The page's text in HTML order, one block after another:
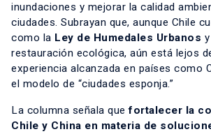
inundaciones y mejorar la calidad
ciudades. Subrayan que, aunque Chile
como la Ley de Humedales Urbanos
restauración ecológica, aún está lejos
experiencia alcanzada en países como
el modelo de “ciudades esponja.”
La columna señala quefortalecer la
Chile y China en materia de